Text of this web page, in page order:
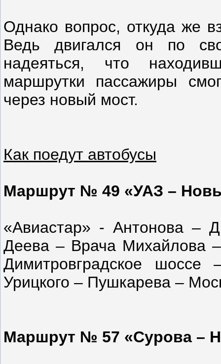
Однако вопрос, откуда же
Ведь двигался он по
надеяться, что
маршрутки пассажиры
через новый мост.
Как поедут автобусы
Маршрут № 49 «УАЗ –
«Авиастар» - Антонова –
Деева – Врача Михайлова
Димитровградское
Урицкого – Пушкарева –
Маршрут № 57 «Сурова –